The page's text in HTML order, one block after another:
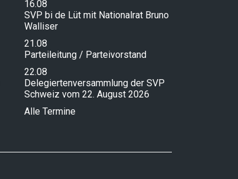
16.08
SVP bi de Lüt mit Nationalrat Bruno
Walliser
21.08
Parteileitung / Parteivorstand
22.08
Delegiertenversammlung der SVP
Schweiz vom 22. August 2026
Alle Termine